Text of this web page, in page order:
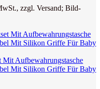
zzgl. Versand; Bild-
Mit Aufbewahrungstasche
Mit Silikon Griffe Für Baby